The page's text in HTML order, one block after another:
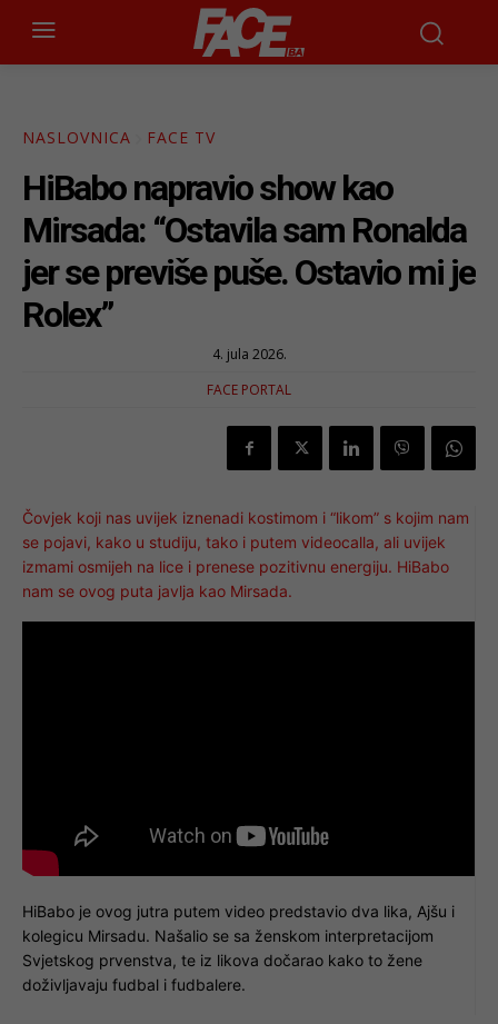
NASLOVNICA FACE TV
HiBabo napravio show kao
Mirsada: “Ostavila sam Ronalda
jer se previše puše. Ostavio mi je
Rolex”
4. jula 2026.
FACE PORTAL
Čovjek koji nas uvijek iznenadi kostimom i “likom” s kojim nam
se pojavi, kako u studiju, tako i putem videocalla, ali uvijek
izmami osmijeh na lice i prenese pozitivnu energiju. HiBabo
nam se ovog puta javlja kao Mirsada.
HiBabo je ovog jutra putem video predstavio dva lika, Ajšu i
kolegicu Mirsadu. Našalio se sa ženskom interpretacijom
Svjetskog prvenstva, te iz likova dočarao kako to žene
doživljavaju fudbal i fudbalere.